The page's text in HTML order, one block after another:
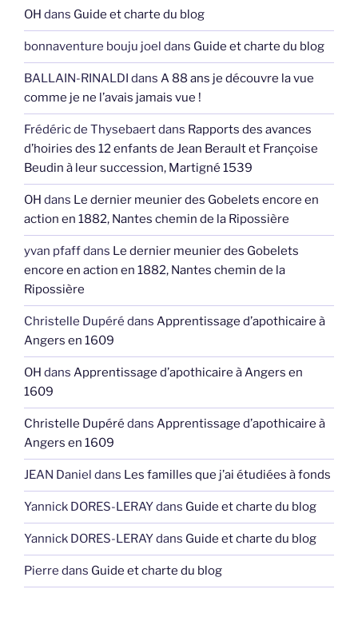
OH dans Guide et charte du blog
bonnaventure bouju joel dans Guide et charte du blog
BALLAIN-RINALDI dans A 88 ans je découvre la vue
comme je ne l’avais jamais vue !
Frédéric de Thysebaertdans Rapports des avances
d’hoiries des 12 enfants de Jean Berault et Françoise
Beudin à leur succession, Martigné 1539
OH dans Le dernier meunier des Gobelets encore en
action en 1882, Nantes chemin de la Ripossière
yvan pfaffdans Le dernier meunier des Gobelets
encore en action en 1882, Nantes chemin de la
Ripossière
Christelle Dupéré dans Apprentissage d’apothicaire à
Angers en 1609
OH dans Apprentissage d’apothicaire à Angers en
1609
Christelle Dupéré dans Apprentissage d’apothicaire à
Angers en 1609
JEAN Daniel dans Les familles que j’ai étudiées à fonds
Yannick DORES-LERAYdans Guide et charte du blog
Yannick DORES-LERAYdans Guide et charte du blog
Pierre dans Guide et charte du blog